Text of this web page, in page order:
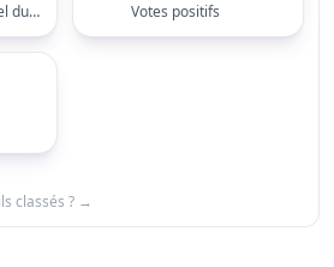
Classement actuel du profil Votes positifs
classés ? →